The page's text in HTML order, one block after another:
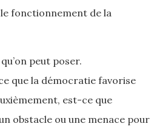
fonctionnement de la
peut poser.
que la démocratie favorise
est-ce que
obstacle ou une menace pour